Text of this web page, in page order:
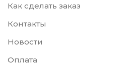
Как сделать заказ
Контакты
Новости
Оплата